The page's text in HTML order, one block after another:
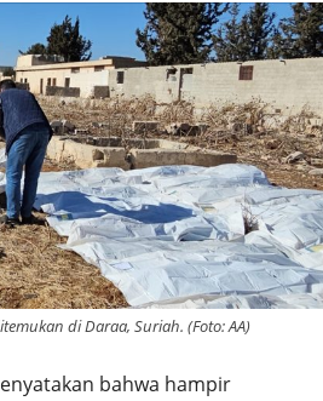
di Daraa, Suriah. (Foto: AA)
bahwa hampir